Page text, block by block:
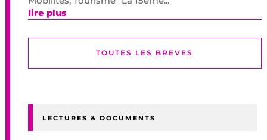
lire plus
TOUTES LES BREVES
LECTURES & DOCUMENTS